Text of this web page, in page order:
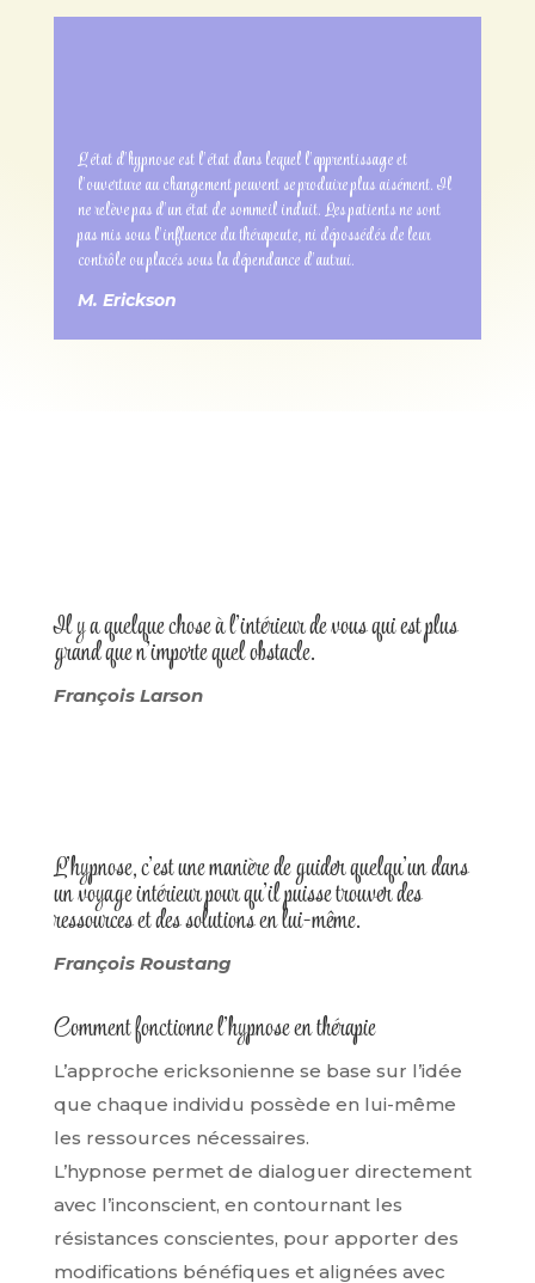
L’état d’hypnose est l’état dans lequel l’apprentissage et
l’ouverture au changement peuvent se produire plus aisément. Il
ne relève pas d’un état de sommeil induit. Les patients ne sont
pas mis sous l’influence du thérapeute, ni dépossédés de leur
contrôle ou placés sous la dépendance d’autrui.
M. Erickson
Il y a quelque chose à l’intérieur de vous qui est plus
grand que n’importe quel obstacle.
François Larson
L'hypnose, c'est une manière de guider quelqu'un dans
un voyage intérieur pour qu'il puisse trouver des
ressources et des solutions en lui-même.
François Roustang
Comment fonctionne l’hypnose en thérapie
L’approche ericksonienne se base sur l’idée
que chaque individu possède en lui-même
les ressources nécessaires.
L’hypnose permet de dialoguer directement
avec l’inconscient, en contournant les
résistances conscientes, pour apporter des
modifications bénéfiques et alignées avec